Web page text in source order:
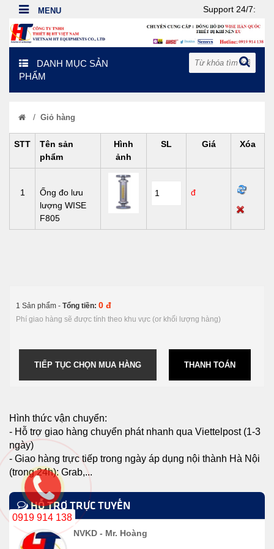
Support 24/7:
DANH MỤC SẢN
PHẨM
/ Giỏ hàng
STT
Tên sản
phẩm
Hình
ảnh
SL Giá Xóa
1
Ống đo lưu
lượng WISE
F805
đ
1 Sản phẩm - Tổng tiền: 0 đ
Phí giao hàng sẽ được tính theo khu vực (or khối lượng hàng)
THANH TOÁN
TIẾP TỤC CHỌN MUA HÀNG
Hình thức vận chuyển:
- Hỗ trợ giao hàng chuyển phát nhanh qua Viettelpost (1-3
ngày)
- Giao hàng trực tiếp trong ngày áp dụng nội thành Hà Nội
(trong 24h): Grab,...
HỖ TRỢ TRỰC TUYẾN
NVKD - Mr. Hoàng
0919 914 138